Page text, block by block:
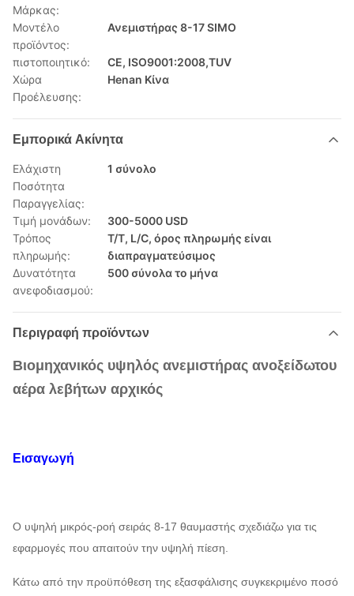
Μάρκας:
Μοντέλο
προϊόντος:
Ανεμιστήρας 8-17 SIMO
πιστοποιητικό:
CE, ISO9001:2008,TUV
Χώρα
Προέλευσης:
Henan Κίνα
Εμπορικά Ακίνητα
Ελάχιστη
Ποσότητα
Παραγγελίας:
1 σύνολο
Τιμή μονάδων:
300-5000 USD
Τρόπος
πληρωμής:
T/T, L/C, όρος πληρωμής είναι
διαπραγματεύσιμος
Δυνατότητα
ανεφοδιασμού:
500 σύνολα το μήνα
Περιγραφή προϊόντων
Βιομηχανικός υψηλός ανεμιστήρας ανοξείδωτου
αέρα λεβήτων αρχικός
Εισαγωγή
Ο υψηλή μικρός-ροή σειράς 8-17 θαυμαστής σχεδιάζω για τις
εφαρμογές που απαιτούν την υψηλή πίεση.
Κάτω από την προϋπόθεση της εξασφάλισης συγκεκριμένο ποσό